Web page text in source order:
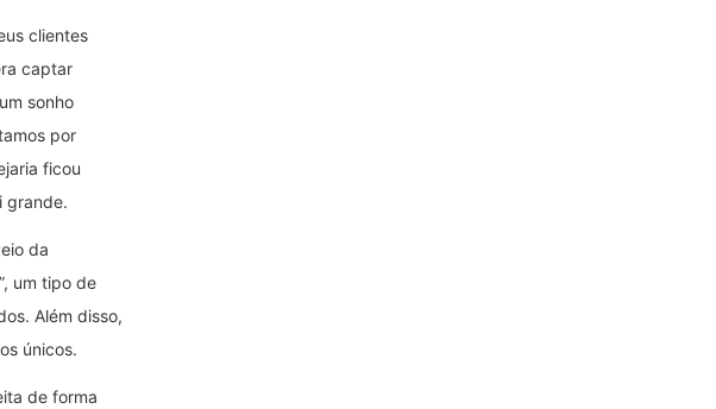
clientes
captar
sonho
por
ficou
grande.
da
um tipo de
Além disso,
únicos.
de forma